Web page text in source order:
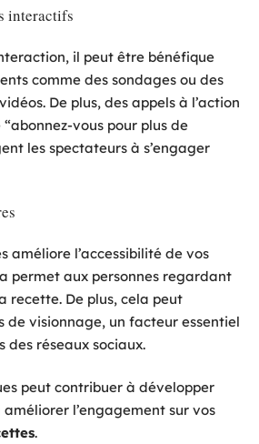
interactifs
il peut être bénéfique
comme des sondages ou des
De plus, des appels à l’action
vous pour plus de
les spectateurs à s’engager
améliore l’accessibilité de vos
permet aux personnes regardant
recette. De plus, cela peut
de visionnage, un facteur essentiel
des réseaux sociaux.
peut contribuer à développer
l’engagement sur vos
.